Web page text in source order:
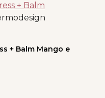
+ Balm
+ Balm Mango e